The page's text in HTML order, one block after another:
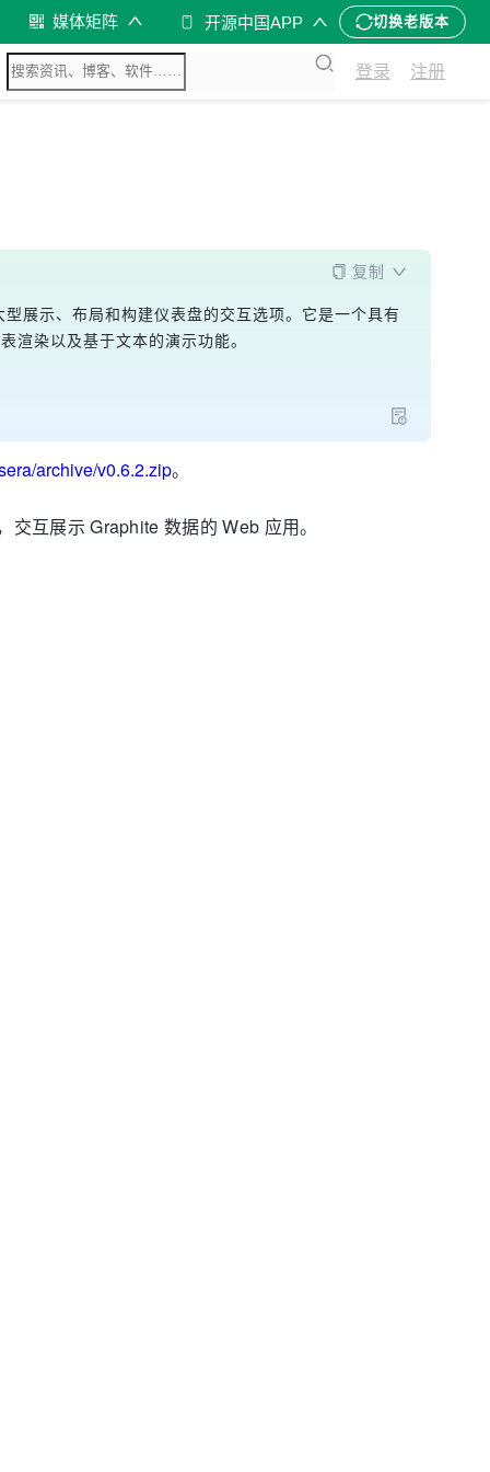
媒体矩阵 开源中国APP 切换老版本
登录 注册
复制
展示、布局和构建仪表盘的交互选项。它是一个具有
渲染以及基于文本的演示功能。
archive/v0.6.2.zip。
互展示 Graphite 数据的 Web 应用。